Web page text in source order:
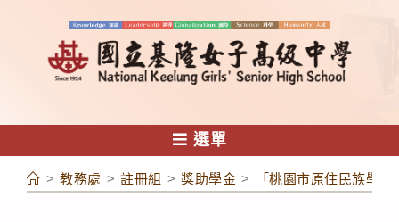
容
選單
> 教務處 > 註冊組 > 獎助學金 > 「桃園市原住民族學